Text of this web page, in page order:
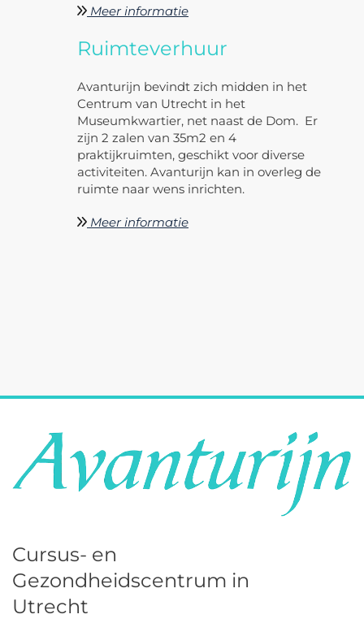
Meer informatie
Ruimteverhuur
Avanturijn bevindt zich midden in het
Centrum van Utrecht in het
Museumkwartier, net naast de Dom. Er
zijn 2 zalen van 35m2 en 4
praktijkruimten, geschikt voor diverse
activiteiten. Avanturijn kan in overleg de
ruimte naar wens inrichten.
Meer informatie
Cursus- en
Gezondheidscentrum in
Utrecht